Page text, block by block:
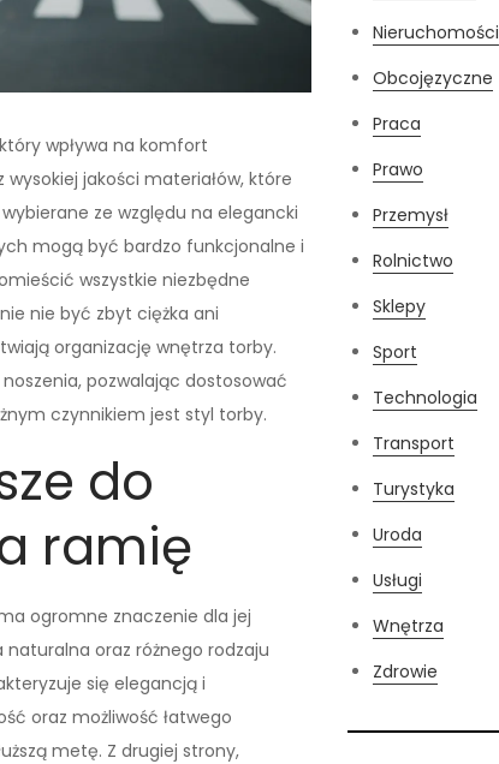
wpływa na komfort
jakości materiałów, które
ze względu na elegancki
mogą być bardzo funkcjonalne i
wszystkie niezbędne
nie być zbyt ciężka ani
organizację wnętrza torby.
pozwalając dostosować
czynnikiem jest styl torby.
do
ramię
ogromne znaczenie dla jej
oraz różnego rodzaju
się elegancją i
oraz możliwość łatwego
metę. Z drugiej strony,
Nieruchomości
Obcojęzyczne
Praca
Prawo
Przemysł
Rolnictwo
Sklepy
Sport
Technologia
Transport
Turystyka
Uroda
Usługi
Wnętrza
Zdrowie